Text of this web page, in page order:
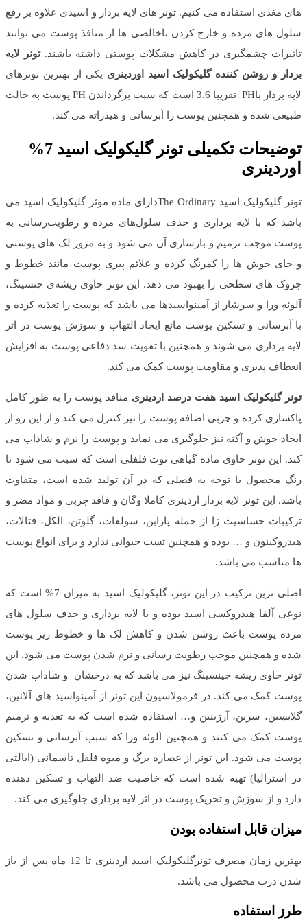
های مغذی استفاده می کنیم. تونر های لایه بردار و اسیدی علاوه بر رفع
سلول های مرده و خارج کردن ناخالصی ها از منافذ پوست می توانند
تاثیرات چشمگیری در کاهش مشکلات پوستی داشته باشند.تونر لایه
بردار و روشن کننده گلیکولیک اسید اوردینری یکی از بهترین تونرهای
لایه بردار باPH تقریبا 3.6 است که سبب برگرداندن PH پوست به حالت
طبیعی شده و همچنین پوست را آبرسانی و هیدراته می کند.
توضیحات تکمیلی تونر گلیکولیک اسید 7%
اوردینری
تونر گلیکولیک اسید The Ordinaryدارای ماده موثر گلیکولیک اسید می
باشد که با لایه برداری و حذف سلول‌های مرده و رطوبت‌رسانی به
پوست موجب ترمیم و بازسازی آن می شود و به مرور لک های پوستی
و جای جوش ها را کمرنگ کرده و علائم پیری پوست مانند خطوط و
چروک های سطحی را بهبود می‌ دهد. این تونر حاوی ریشه‌ی جنسینگ،
آلوئه ورا و سرشار از آمینواسیدها می باشد که پوست را تغذیه کرده و
با آبرسانی و تسکین پوست مانع ایجاد التهاب و سوزش پوست در اثر
لایه برداری می شوند و همچنین با تقویت سد دفاعی پوست به افزایش
انعطاف پذیری و مقاومت پوست کمک می کند.
تونر گلیکولیک اسید هفت درصد اردینری منافذ پوست را به طور کامل
پاکسازی کرده و چربی اضافه پوست را نیز کنترل می کند و از این رو از
ایجاد جوش و آکنه نیز جلوگیری می نماید و پوست را نرم و شاداب می
کند. این تونر حاوی ماده‌ گیاهی توت فلفلی است که سبب می شود تا
رنگ محصول با توجه به فصلی که در آن تولید شده است، متفاوت
باشد. این تونر لایه بردار اردینری کاملا وگان و فاقد چربی و مواد مضر و
ترکیبات حساسیت‌ زا از جمله پارابن، سولفات، گلوتن، الکل، فتالات،
هیدروکینون و … بوده و همچنین تست حیوانی ندارد و برای انواع پوست
ها مناسب می باشد.
اصلی ترین ترکیب در این تونر، گلیکولیک اسید به میزان 7% است که
نوعی آلفا هیدروکسی اسید بوده و با لایه برداری و حذف سلول های
مرده پوست باعث روشن شدن و کاهش لک ها و خطوط ریز پوست
شده و همچنین موجب رطوبت رسانی و نرم شدن پوست می شود. این
تونر حاوی ریشه جینسینگ نیز می باشد که به درخشان و شاداب شدن
پوست کمک می کند. در فرمولاسیون این تونر از آمینواسید های آلانین،
گلایسین، سرین، آرژینین و… استفاده شده است که به تغذیه و ترمیم
پوست کمک می کنند و همچنین آلوئه ورا که سبب آبرسانی و تسکین
پوست می شود. این تونر از عصاره برگ و میوه فلفل تاسمانی (ایالتی
در استرالیا) تهیه شده است که خاصیت ضد التهاب و تسکین دهنده
دارد و از سوزش و تحریک پوست در اثر لایه برداری جلوگیری می کند.
میزان قابل استفاده بودن
بهترین زمان مصرف تونرگلیکولیک اسید اردینری تا 12 ماه پس از باز
شدن درب محصول می باشد.
طرز استفاده